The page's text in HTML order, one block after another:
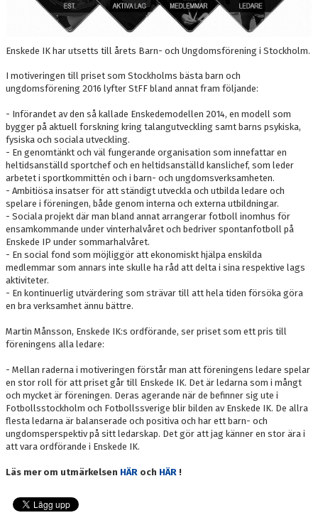
Enskede IK har utsetts till årets Barn- och Ungdomsförening i Stockholm.
I motiveringen till priset som Stockholms bästa barn och
ungdomsförening 2016 lyfter StFF bland annat fram följande:
- Införandet av den så kallade Enskedemodellen 2014, en modell som
bygger på aktuell forskning kring talangutveckling samt barns psykiska,
fysiska och sociala utveckling.
- En genomtänkt och väl fungerande organisation som innefattar en
heltidsanställd sportchef och en heltidsanställd kanslichef, som leder
arbetet i sportkommittén och i barn- och ungdomsverksamheten.
- Ambitiösa insatser för att ständigt utveckla och utbilda ledare och
spelare i föreningen, både genom interna och externa utbildningar.
- Sociala projekt där man bland annat arrangerar fotboll inomhus för
ensamkommande under vinterhalvåret och bedriver spontanfotboll på
Enskede IP under sommarhalvåret.
- En social fond som möjliggör att ekonomiskt hjälpa enskilda
medlemmar som annars inte skulle ha råd att delta i sina respektive lags
aktiviteter.
- En kontinuerlig utvärdering som strävar till att hela tiden försöka göra
en bra verksamhet ännu bättre.
Martin Månsson, Enskede IK:s ordförande, ser priset som ett pris till
föreningens alla ledare:
- Mellan raderna i motiveringen förstår man att föreningens ledare spelar
en stor roll för att priset går till Enskede IK. Det är ledarna som i mångt
och mycket är föreningen. Deras agerande när de befinner sig ute i
Fotbollsstockholm och Fotbollssverige blir bilden av Enskede IK. De allra
flesta ledarna är balanserade och positiva och har ett barn- och
ungdomsperspektiv på sitt ledarskap. Det gör att jag känner en stor ära i
att vara ordförande i Enskede IK.
Läs mer om utmärkelsen HÄR och HÄR !